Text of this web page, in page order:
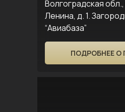
Волгоградская
Ленина, д. 1.
“Авиабаза”
ПОДРОБНЕЕ О